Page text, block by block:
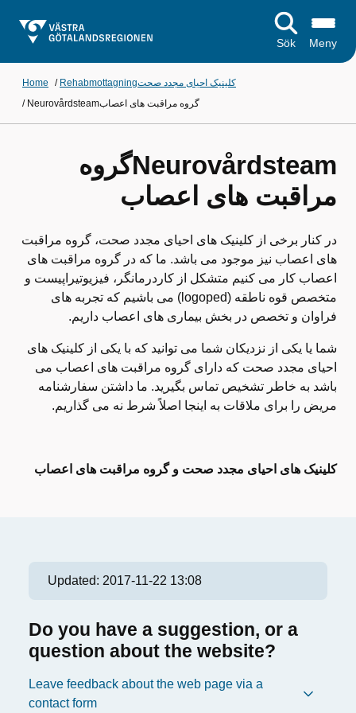
Sök Meny
Home /
Rehabmottagningکلینیک احیای مجدد صحت
/
Neurovårdsteamگروه مراقبت های اعصاب
Neurovårdsteamگروه
مراقبت های اعصاب
در کنار برخی از کلینیک های احیای مجدد صحت، گروه مراقبت
های اعصاب نیز موجود می باشد. ما که در گروه مراقبت های
اعصاب کار می کنیم متشکل از کاردرمانگر، فیزیوتیراپیست و
متخصص قوه ناطقه (logoped) می باشیم که تجربه های
فراوان و تخصص در بخش بیماری های اعصاب داریم.
شما یا یکی از نزدیکان شما می توانید که با یکی از کلینیک های
احیای مجدد صحت که دارای گروه مراقبت های اعصاب می
باشد به خاطر تشخیص تماس بگیرید. ما داشتن سفارشنامه
مریض را برای ملاقات به اینجا اصلاً شرط نه می گذاریم.
کلینیک های احیای مجدد صحت و گروه مراقبت های اعصاب
Updated: 2017-11-22 13:08
Do you have a suggestion, or a
question about the website?
Leave feedback about the web page via a
contact form